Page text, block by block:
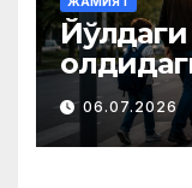
Йўлдаги
06.07.2026